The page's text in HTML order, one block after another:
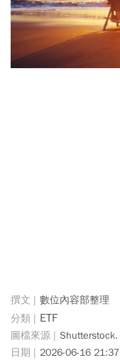
數位內容部整理
ETF
Shutterstock.
2026-06-16 21:37